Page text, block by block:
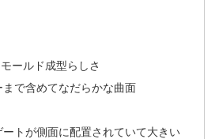
ールド成型らしさ
で含めてなだらかな曲面
ートが側面に配置されていて大きい